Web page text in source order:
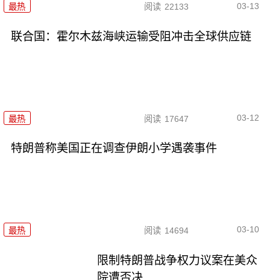
最热 阅读 22133 03-13
联合国：霍尔木兹海峡运输受阻冲击全球供应链
最热 阅读 17647 03-12
特朗普称美国正在调查伊朗小学遇袭事件
最热 阅读 14694 03-10
限制特朗普战争权力议案在美众
院遭否决